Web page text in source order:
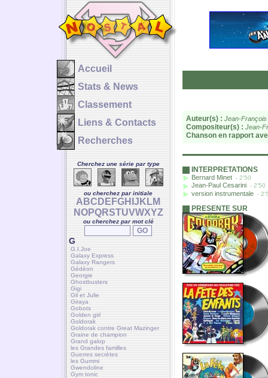
Accueil
Stats & News
Classement
Liens & Contacts
Recherches
Cherchez une série par type
ou cherchez par initiale
A BC D E FGH J K LM
NOPQRSTUVWXYZ
ou cherchez par mot clé
G
G.I.Joe
Galaxy Express
Galaxy Rangers
Gédéon
Georgie
Ghostbusters
Gigi
Gil et Julie
Giraya
Gobots
Golden girl
Goldorak
Goldorak contre Great Mazinger
Graine de champion
Grand galop
les Grandes familles
Guerres secrètes
les Gummi
Gwendoline
Gym tonic
Auteur(s) : Jean-
Compositeur(s) : Jean-
Chanson en rapport
INTERPRETATIONS
Bernard Minet - 2'50
Jean-Paul Cesarini - 2'50
version instrumentale -
PRESENTE SUR